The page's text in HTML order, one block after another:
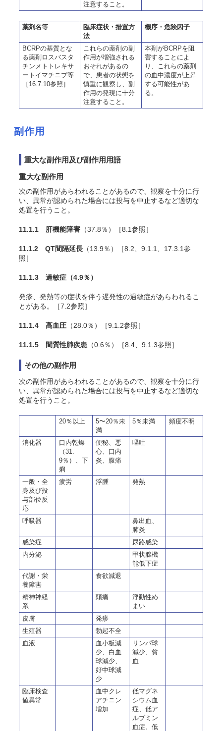
注意すること。
薬剤名等
臨床症状・措置方
法
機序・危険因子
BCRPの基質とな
る薬剤ロスバスタ
チンメトトレキサ
ートイマチニブ等
［16.7.10参照］
これらの薬剤の副
作用が増強される
おそれがあるの
で、患者の状態を
慎重に観察し、副
作用の発現に十分
注意すること。
本剤がBCRPを阻
害することによ
り、これらの薬剤
の血中濃度が上昇
する可能性があ
る。
副作用
重大な副作用及び副作用用語
重大な副作用
次の副作用があらわれることがあるので、観察を十分に行
い、異常が認められた場合には投与を中止するなど適切な
処置を行うこと。
11.1.1 肝機能障害 （37.8％）［8.1参照］
11.1.2 QT間隔延長 （13.9％）［8.2、9.1.1、17.3.1参
照］
11.1.3 過敏症 （4.9％）
発疹、発熱等の症状を伴う遅発性の過敏症があらわれるこ
とがある。［7.2参照］
11.1.4 高血圧 （28.0％）［9.1.2参照］
11.1.5 間質性肺疾患 （0.6％）［8.4、9.1.3参照］
その他の副作用
次の副作用があらわれることがあるので、観察を十分に行
い、異常が認められた場合には投与を中止するなど適切な
処置を行うこと。
20％以上
5〜20％未
満
5％未満 頻度不明
消化器
口内乾燥
（31.
9％）、下
痢
便秘、悪
心、口内
炎、腹痛
嘔吐
一般・全
身及び投
与部位反
応
疲労 浮腫 発熱
呼吸器
鼻出血、
肺炎
感染症
尿路感染
内分泌
甲状腺機
能低下症
代謝・栄
養障害
食欲減退
精神神経
系
頭痛
浮動性め
まい
皮膚
発疹
生殖器
勃起不全
血液
血小板減
少、白血
球減少、
好中球減
少
リンパ球
減少、貧
血
臨床検査
値異常
血中クレ
アチニン
増加
低マグネ
シウム血
症、低ア
ルブミン
血症、低